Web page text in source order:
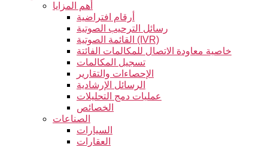
أهم المزايا
أرقام افتراضية
رسائل الترحيب الصوتية
القائمة الصوتية (IVR)
خاصية معاودة الاتصال للمكالمات الفائتة
تسجيل المكالمات
الإحصاءات والتقارير
الرسائل الإرشادية
عمليات دمج التحليلات
الخصائص
الصناعات
السيارات
العقارات